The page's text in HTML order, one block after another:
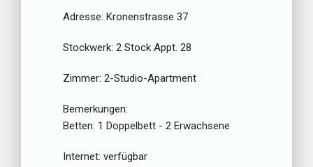
Adresse: Kronenstrasse 37
Stockwerk: 2 Stock Appt. 28
Zimmer: 2-Studio-Apartment
Bemerkungen:
Betten: 1 Doppelbett - 2 Erwachsene
Internet: verfügbar